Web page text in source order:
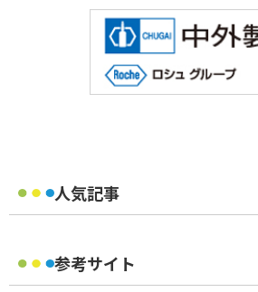
人気記事
参考サイト